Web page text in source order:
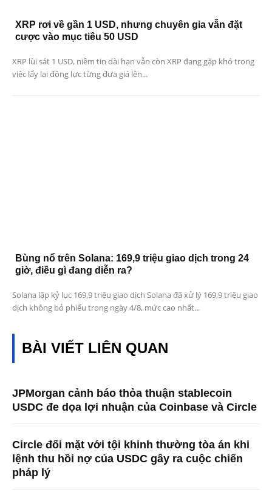
XRP rơi về gần 1 USD, nhưng chuyên gia vẫn đặt
cược vào mục tiêu 50 USD
XRP lùi sát 1 USD, niềm tin dài hạn vẫn còn XRP đang gặp khó trong
việc lấy lại động lực từng đưa giá lên...
Bùng nổ trên Solana: 169,9 triệu giao dịch trong 24
giờ, điều gì đang diễn ra?
Solana lập kỷ lục 169,9 triệu giao dịch Solana đã xử lý 169,9 triệu giao
dịch không bỏ phiếu trong ngày 4/8, mức cao nhất...
BÀI VIẾT LIÊN QUAN
JPMorgan cảnh báo thỏa thuận stablecoin
USDC đe dọa lợi nhuận của Coinbase và Circle
Circle đối mặt với tội khinh thường tòa án khi
lệnh thu hồi nợ của USDC gây ra cuộc chiến
pháp lý